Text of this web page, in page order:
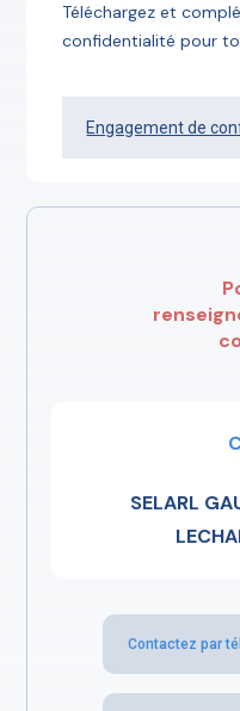
Téléchargez et
confidentialité pour
Engagement de
SELARL
Contactez par